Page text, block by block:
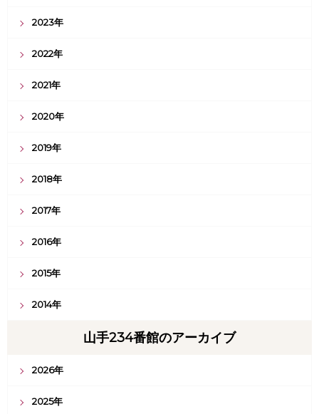
2023年
2022年
2021年
2020年
2019年
2018年
2017年
2016年
2015年
2014年
山手234番館のアーカイブ
2026年
2025年